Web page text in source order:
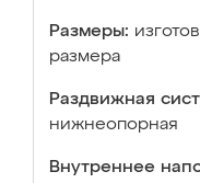
Размеры:
размера
Раздвижная
нижнеопорная
Внутреннее